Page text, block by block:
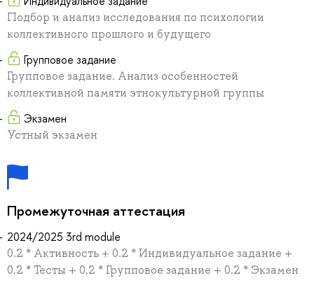
Подбор и анализ исследования по психологии
коллективного прошлого и будущего
Групповое задание
Групповое задание. Анализ особенностей
коллективной памяти этнокультурной группы
Экзамен
Устный экзамен
Промежуточная аттестация
2024/2025 3rd module
0.2 * Активность + 0.2 * Индивидуальное задание +
0.2 * Тесты + 0.2 * Групповое задание + 0.2 * Экзамен